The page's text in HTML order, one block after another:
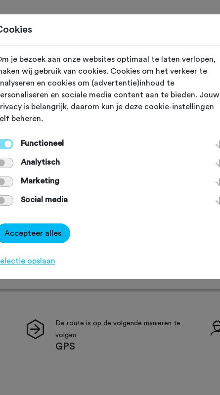
plaatsgevonden op 21-3-2026.
Wageningen (Gelderland)
2026
Agenda
Routeaanduiding
De route is op de volgende manieren te
volgen
GPS
je bezoek aan onze websites optimaal te laten verlopen,
wij gebruik van cookies. Cookies om het verkeer te
en cookies om (advertentie)inhoud te
en sociale media content aan te bieden. Jouw
is belangrijk, daarom kun je deze cookie-instellingen
beheren.
Functioneel
Analytisch
Marketing
Social media
Accepteer alles
opslaan